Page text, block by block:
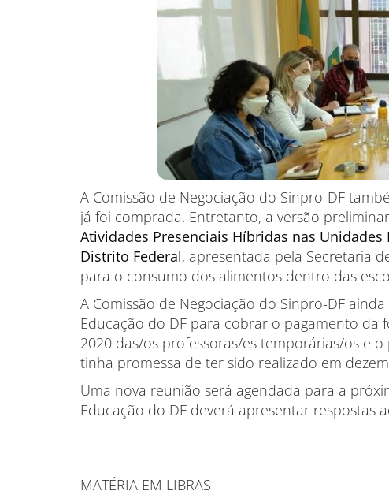
A Comissão de Negociação do Sinpro-DF
já foi comprada. Entretanto, a versão
Atividades Presenciais Híbridas nas
Distrito Federal, apresentada pela Secretaria
para o consumo dos alimentos dentro das
A Comissão de Negociação do Sinpro-DF
Educação do DF para cobrar o pagamento
2020 das/os professoras/es temporárias/os e
tinha promessa de ter sido realizado em
Uma nova reunião será agendada para a
Educação do DF deverá apresentar respostas
MATÉRIA EM LIBRAS